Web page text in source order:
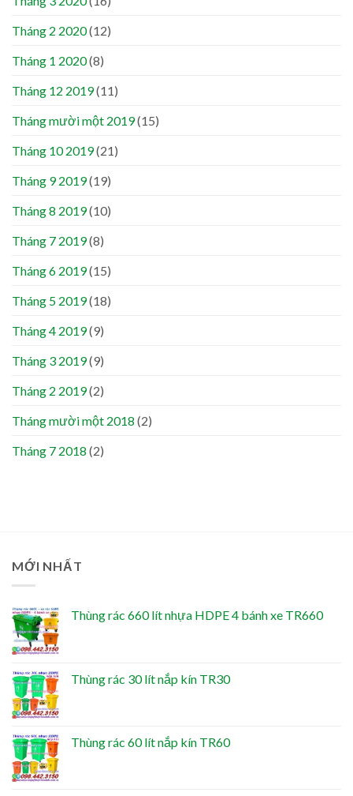
Tháng 2 2020(12)
Tháng 1 2020(8)
Tháng 12 2019(11)
Tháng mười một 2019(15)
Tháng 10 2019(21)
Tháng 9 2019(19)
Tháng 8 2019(10)
Tháng 7 2019(8)
Tháng 6 2019(15)
Tháng 5 2019(18)
Tháng 4 2019(9)
Tháng 3 2019(9)
Tháng 2 2019(2)
Tháng mười một 2018 (2)
Tháng 7 2018 (2)
MỚI NHẤT
Thùng rác 660 lít nhựa HDPE 4 bánh xe TR660
Thùng rác 30 lít nắp kín TR30
Thùng rác 60 lít nắp kín TR60